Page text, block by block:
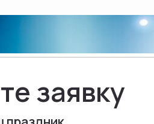
ОФОРМЛЕНИЕ
ВЫЕЗДНОЙ
заявку